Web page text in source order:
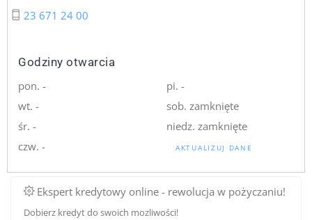
23 671 24 00
Godziny otwarcia
pon. -
wt. -
śr. -
czw. -
pi. -
sob. zamknięte
niedz. zamknięte
AKTUALIZUJ DANE
Ekspert kredytowy online - rewolucja w pożyczaniu!
Dobierz kredyt do swoich mozliwości!